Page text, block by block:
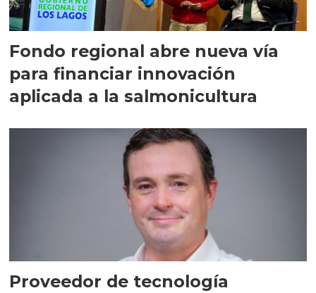
Fondo regional abre nueva vía
para financiar innovación
aplicada a la salmonicultura
Proveedor de tecnología